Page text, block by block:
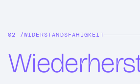
WIDERSTANDSFÄHIGKEIT